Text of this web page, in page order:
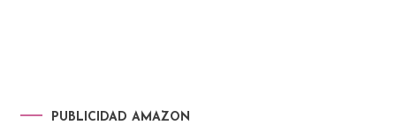
PUBLICIDAD AMAZON